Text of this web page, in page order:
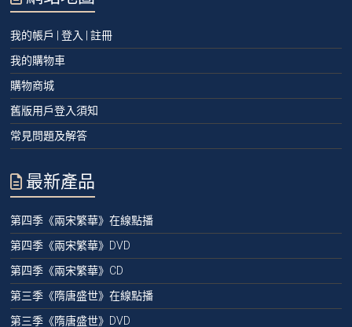
我的帳戶 | 登入 | 註冊
我的購物車
購物商城
舊版用戶登入須知
常見問題及解答
最新產品
第四季《兩宋繁華》在線點播
第四季《兩宋繁華》DVD
第四季《兩宋繁華》CD
第三季《隋唐盛世》在線點播
第三季《隋唐盛世》DVD